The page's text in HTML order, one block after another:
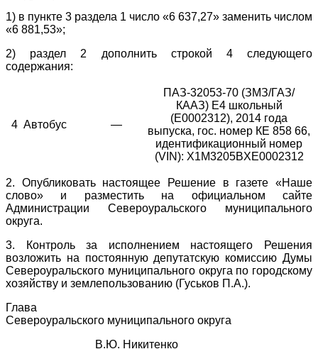
1) в пункте 3 раздела 1 число «6 637,27» заменить числом
«6 881,53»;
2) раздел 2 дополнить строкой 4 следующего
содержания:
4 Автобус —
ПАЗ-32053-70 (ЗМЗ/ГАЗ/
КААЗ) Е4 школьный
(Е0002312), 2014 года
выпуска, гос. номер КЕ 858 66,
идентификационный номер
(VIN): X1M3205BXE0002312
2. Опубликовать настоящее Решение в газете «Наше
слово» и разместить на официальном сайте
Администрации Североуральского муниципального
округа.
3. Контроль за исполнением настоящего Решения
возложить на постоянную депутатскую комиссию Думы
Североуральского муниципального округа по городскому
хозяйству и землепользованию (Гуськов П.А.).
Глава
Североуральского муниципального округа
______________В.Ю. Никитенко